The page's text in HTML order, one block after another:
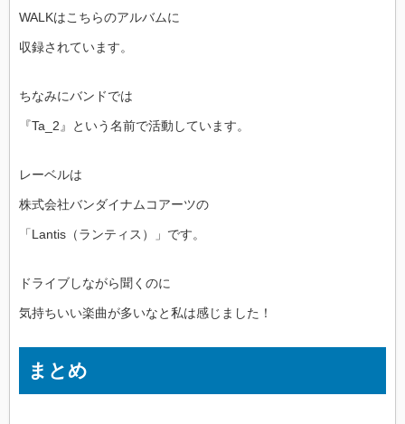
WALKはこちらのアルバムに
収録されています。
ちなみにバンドでは
『Ta_2』という名前で活動しています。
レーベルは
株式会社バンダイナムコアーツの
「Lantis（ランティス）」です。
ドライブしながら聞くのに
気持ちいい楽曲が多いなと私は感じました！
まとめ